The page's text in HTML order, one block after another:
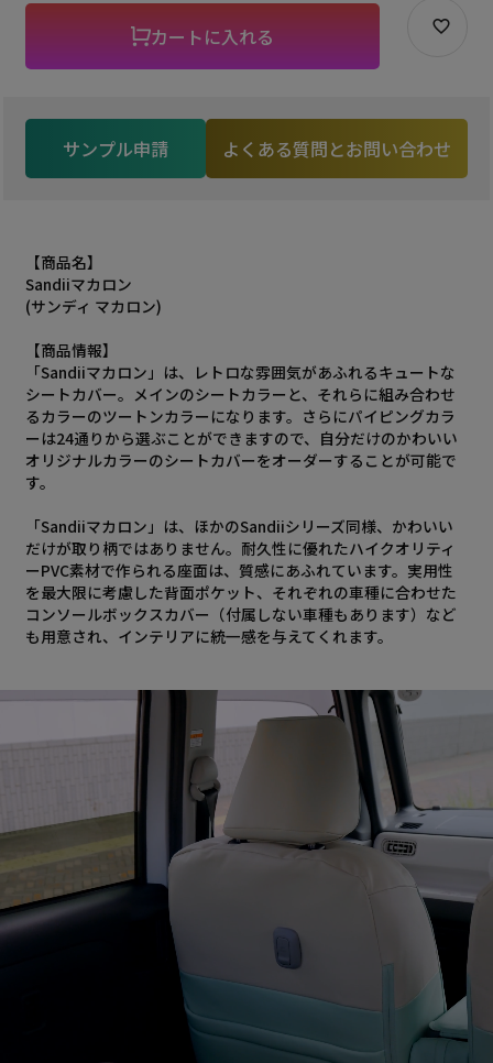
カートに入れる
サンプル申請 よくある質問とお問い合わせ
【商品名】
Sandiiマカロン
(サンディ マカロン)
【商品情報】
「Sandiiマカロン」は、レトロな雰囲気があふれるキュートな
シートカバー。メインのシートカラーと、それらに組み合わせ
るカラーのツートンカラーになります。さらにパイピングカラ
ーは24通りから選ぶことができますので、自分だけのかわいい
オリジナルカラーのシートカバーをオーダーすることが可能で
す。
「Sandiiマカロン」は、ほかのSandiiシリーズ同様、かわいい
だけが取り柄ではありません。耐久性に優れたハイクオリティ
ーPVC素材で作られる座面は、質感にあふれています。実用性
を最大限に考慮した背面ポケット、それぞれの車種に合わせた
コンソールボックスカバー（付属しない車種もあります）など
も用意され、インテリアに統一感を与えてくれます。